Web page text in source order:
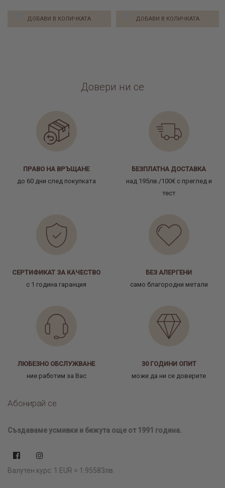
ДОБАВИ В КОЛИЧКАТА ДОБАВИ В КОЛИЧКАТА
Довери ни се
ПРАВО НА ВРЪЩАНЕ
до 60 дни след покупката
БЕЗПЛАТНА ДОСТАВКА
над 195лв./100€ с преглед и
тест
СЕРТИФИКАТ ЗА КАЧЕСТВО
с 1 година гаранция
БЕЗ АЛЕРГЕНИ
само благородни метали
ЛЮБЕЗНО ОБСЛУЖВАНЕ
ние работим за Вас
30 ГОДИНИ ОПИТ
може да ни се доверите
Абонирай се
Създаваме усмивки и бижута още от 1991 година.
Валутен курс: 1 EUR = 1.95583лв.